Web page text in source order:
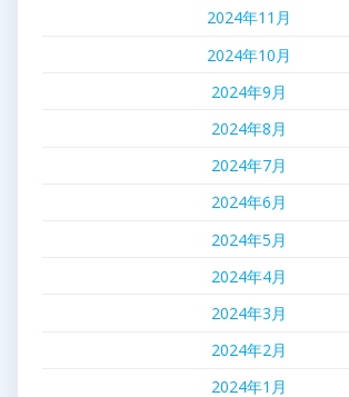
2024年11月
2024年10月
2024年9月
2024年8月
2024年7月
2024年6月
2024年5月
2024年4月
2024年3月
2024年2月
2024年1月